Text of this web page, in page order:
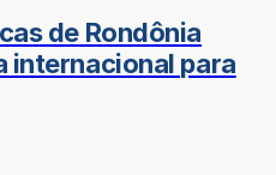
de Rondônia
internacional para